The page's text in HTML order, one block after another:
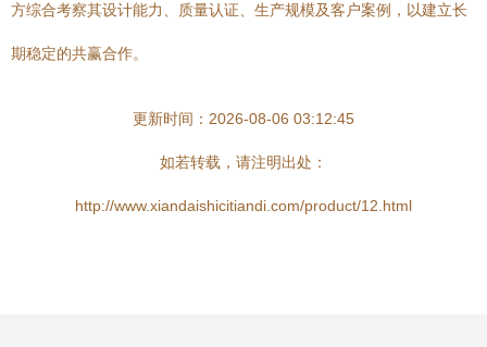
方综合考察其设计能力、质量认证、生产规模及客户案例，以建立长
期稳定的共赢合作。
更新时间：2026-08-06 03:12:45
如若转载，请注明出处：
http://www.xiandaishicitiandi.com/product/12.html